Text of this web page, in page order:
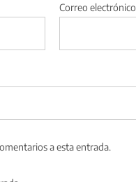
Correo electrónico
a esta entrada.